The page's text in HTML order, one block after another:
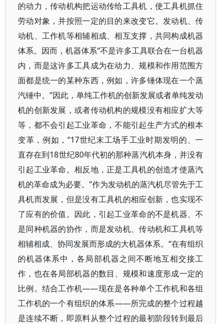
的动力，传动机构把运动传给工具机，使工具机抓住
劳动对象，并按照一定的目的来改变它。发动机、传
动机、工作机等相辅相成、相互支撑，共同构成机器
体系。因而，机器体系“不是许多工具联合在一台机器
内，而是这许多工具成为在动力、规模和作用范围方
面都是统一的某种东西，例如，许多锤体现在一个蒸
汽锤中。”因此，单纯工作机的创新发展或者单纯发动
机的创新发展，或者传动机构的规模没有相应扩大等
等，都不会引起工业革命，不能引起生产方式的根本
变革，例如，“17世纪末工场手工业时期发明的、一
直存在到18世纪80年代初的那种蒸汽机本身，并没有
引起工业革命。相反地，正是工具机的创造才使蒸汽
机的革命成为必要。”作为发动机的蒸汽机尽管先于工
具机而发展，但是没有工具机的相应创新，也实现不
了应有的价值。因此，引起工业革命的不是机器、不
是同种机器的协作，而是发动机、传动机和工具机等
相辅相成、协同发展而形成的大机器体系。“在有组织
的机器体系中，各局部机器之间不断地互相交接工
作，也在各局部机器的数目、规模和速度形成一定的
比例。结合工作机——现在是各种单个工作机和各组
工作机的一个有组织的体系——所完成的整个过程越
是连续不断，即原料从整个过程的最初阶段转到最后